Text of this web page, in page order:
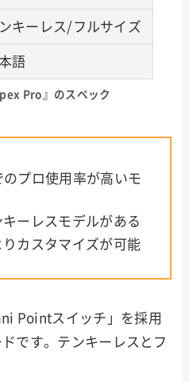
キーレス/フルサイズ
語
Pro』のスペック
のプロ使用率が高いモ
ーレスモデルがある
カスタマイズが可能
Pointスイッチ」を採用
です。テンキーレスとフ